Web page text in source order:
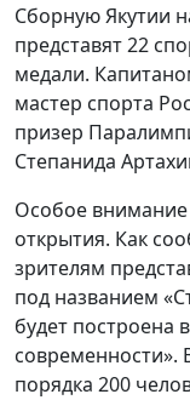
Сборную Якутии
представят 22
медали.
мастер спорта
призер
Степанида
Особое
открытия. Как
зрителям
под названием
будет построена
современности».
порядка 200